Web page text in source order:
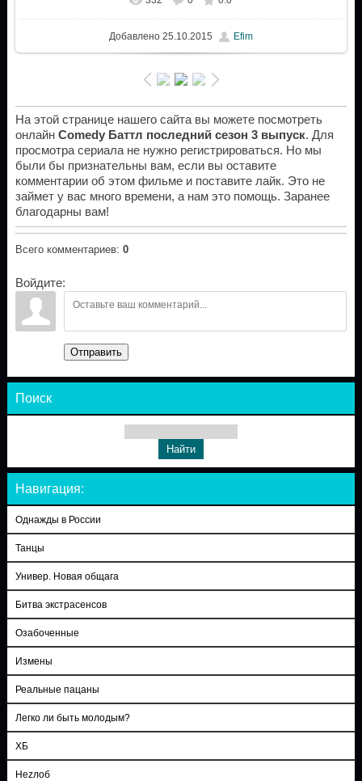
Добавлено25.10.2015 Efim
На этой странице нашего сайта вы можете посмотреть
онлайн Comedy Баттл последний сезон 3 выпуск. Для
просмотра сериала не нужно регистрироваться. Но мы
были бы признательны вам, если вы оставите
комментарии об этом фильме и поставите лайк. Это не
займет у вас много времени, а нам это помощь. Заранее
благодарны вам!
Всего комментариев: 0
Войдите:
Отправить
Поиск
Навигация:
Однажды в России
Танцы
Универ. Новая общага
Битва экстрасенсов
Озабоченные
Измены
Реальные пацаны
Легко ли быть молодым?
ХБ
Неzлоб